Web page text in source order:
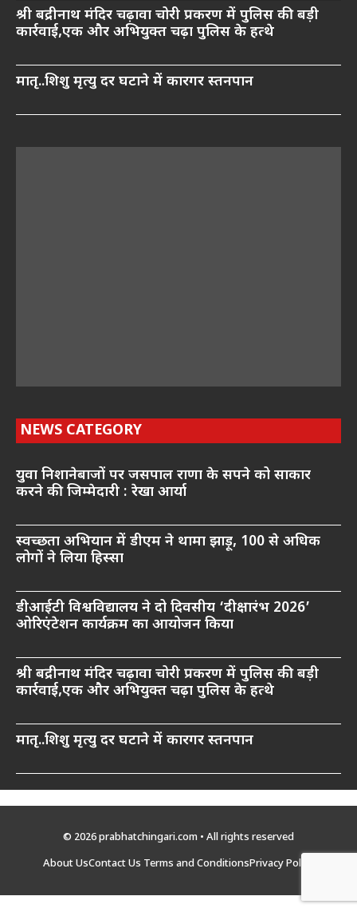
श्री बद्रीनाथ मंदिर चढ़ावा चोरी प्रकरण में पुलिस की बड़ी
कार्रवाई,एक और अभियुक्त चढ़ा पुलिस के हत्थे
मातृ..शिशु मृत्यु दर घटाने में कारगर स्तनपान
NEWS CATEGORY
युवा निशानेबाजों पर जसपाल राणा के सपने को साकार
करने की जिम्मेदारी : रेखा आर्या
स्वच्छता अभियान में डीएम ने थामा झाड़ू, 100 से अधिक
लोगों ने लिया हिस्सा
डीआईटी विश्वविद्यालय ने दो दिवसीय ‘दीक्षारंभ 2026’
ओरिएंटेशन कार्यक्रम का आयोजन किया
श्री बद्रीनाथ मंदिर चढ़ावा चोरी प्रकरण में पुलिस की बड़ी
कार्रवाई,एक और अभियुक्त चढ़ा पुलिस के हत्थे
मातृ..शिशु मृत्यु दर घटाने में कारगर स्तनपान
© 2026 prabhatchingari.com • All rights reserved
About UsContact Us Terms and ConditionsPrivacy Policy